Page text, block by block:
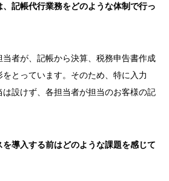
記帳代行業務をどのような体制で行っ
当者が、記帳から決算、税務申告書作成
とっています。そのため、特に入力
は設けず、各担当者が担当のお客様の記
導入する前はどのような課題を感じて